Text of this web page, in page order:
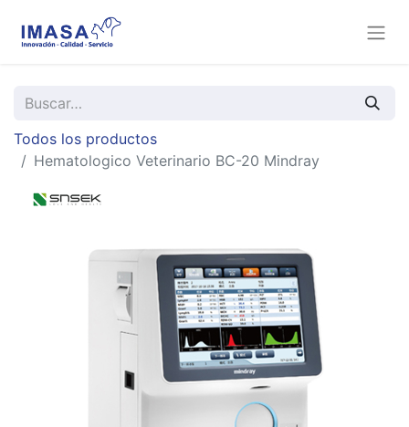
Todos los productos
Hematologico Veterinario BC-20 Mindray